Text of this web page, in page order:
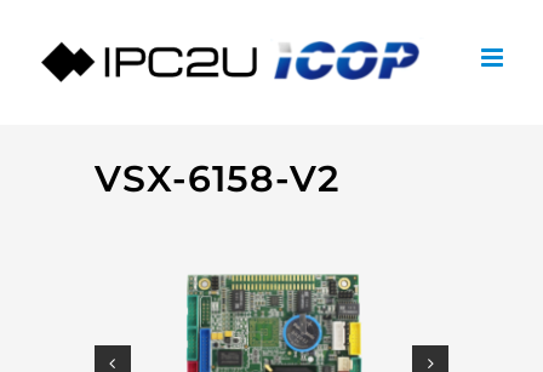
springen
VSX-6158-V2